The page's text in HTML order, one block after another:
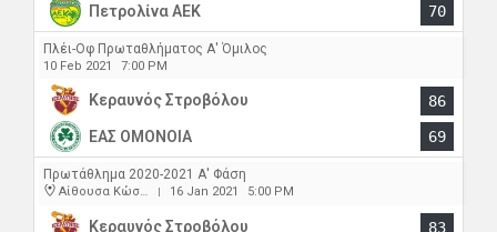
Πετρολίνα ΑΕΚ
70
Πλέι-Οφ Πρωταθλήματος Α' Όμιλος
10 Feb 2021 7:00 PM
Κεραυνός Στροβόλου
86
ΕΑΣ ΟΜΟΝΟΙΑ
69
Πρωτάθλημα 2020-2021 Α' Φάση
Αίθουσα Κώστας Παπαέλληνας 16 Jan 2021 5:00 PM
Κεραυνός Στροβόλου
83